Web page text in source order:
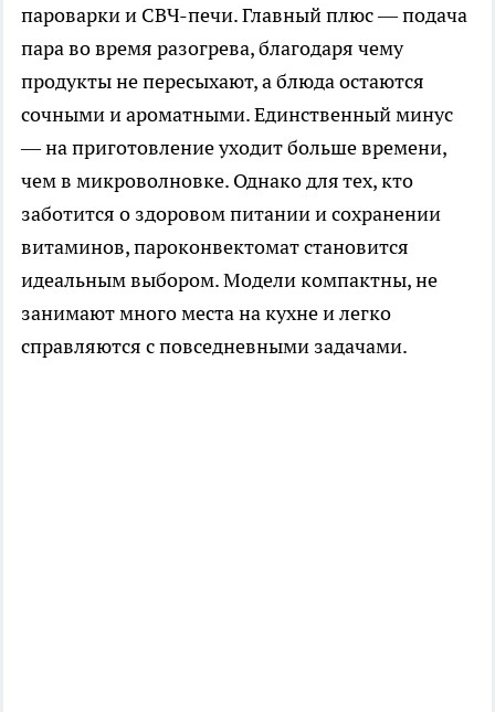
пароварки и СВЧ-печи. Главный плюс — подача
пара во время разогрева, благодаря чему
продукты не пересыхают, а блюда остаются
сочными и ароматными. Единственный минус
— на приготовление уходит больше времени,
чем в микроволновке. Однако для тех, кто
заботится о здоровом питании и сохранении
витаминов, пароконвектомат становится
идеальным выбором. Модели компактны, не
занимают много места на кухне и легко
справляются с повседневными задачами.